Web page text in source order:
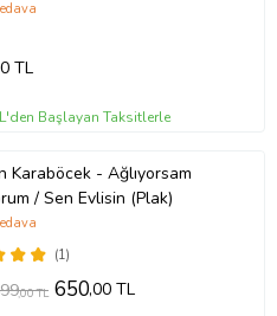
TL
Başlayan Taksitlerle
Karaböcek - Ağlıyorsam
/ Sen Evlisin (Plak)
(1)
,00 TL 650,00 TL